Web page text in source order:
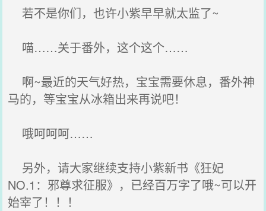
若不是你们，也许小紫早早就太监了~
喵……关于番外，这个这个……
啊~最近的天气好热，宝宝需要休息，番外神
马的，等宝宝从冰箱出来再说吧！
哦呵呵呵……
另外，请大家继续支持小紫新书《狂妃
NO.1：邪尊求征服》，已经百万字了哦~可以开
始宰了！！！